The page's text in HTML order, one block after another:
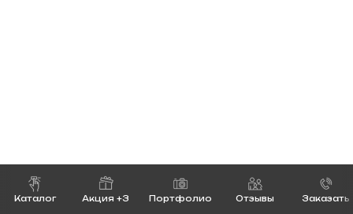
Каталог Акция +3 Портфолио Отзывы Заказать